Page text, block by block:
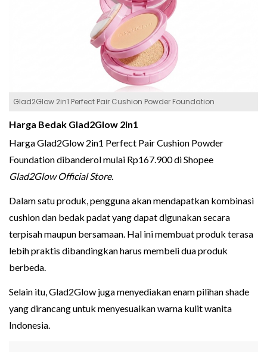
Glad2Glow 2in1 Perfect Pair Cushion Powder Foundation
Harga Bedak Glad2Glow 2in1
Harga Glad2Glow 2in1 Perfect Pair Cushion Powder
Foundation dibanderol mulai Rp167.900 di Shopee
Glad2Glow Official Store.
Dalam satu produk, pengguna akan mendapatkan kombinasi
cushion dan bedak padat yang dapat digunakan secara
terpisah maupun bersamaan. Hal ini membuat produk terasa
lebih praktis dibandingkan harus membeli dua produk
berbeda.
Selain itu, Glad2Glow juga menyediakan enam pilihan shade
yang dirancang untuk menyesuaikan warna kulit wanita
Indonesia.